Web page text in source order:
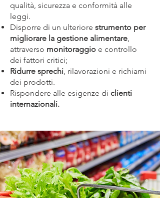
qualità, sicurezza e conformità alle
leggi.
Disporre di un ulteriore strumento per
migliorare la gestione alimentare,
attraverso monitoraggio e controllo
dei fattori critici;
Ridurre sprechi, rilavorazioni e richiami
dei prodotti.
Rispondere alle esigenze di clienti
internazionali.